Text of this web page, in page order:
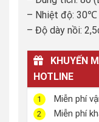
– Nhiệt độ:
– Độ dày nồi:
KHUYẾN
HOTLINE
1 Miễn phí
2 Miễn phí